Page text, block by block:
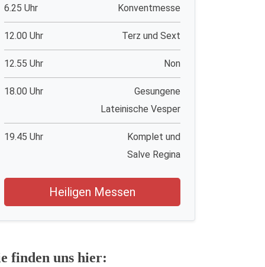
6.25 Uhr Konventmesse
12.00 Uhr Terz und Sext
12.55 Uhr Non
18.00 Uhr
Gesungene
Lateinische Vesper
19.45 Uhr
Komplet und
Salve Regina
Heiligen Messen
finden uns hier: